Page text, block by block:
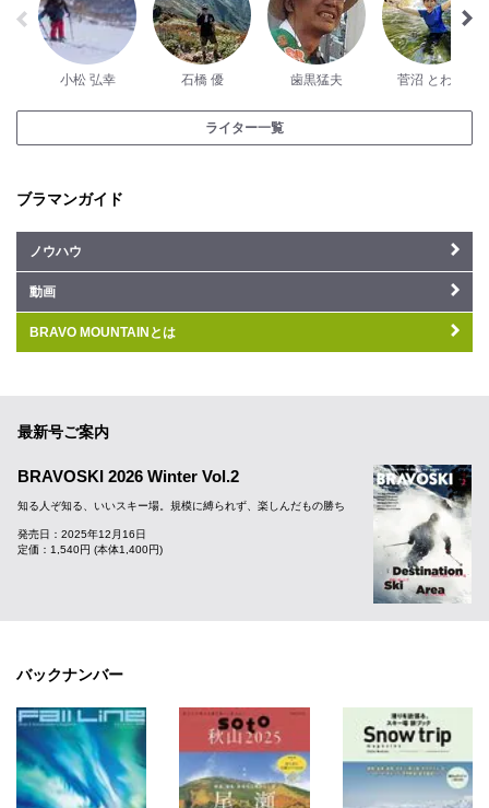
小松 弘幸 石橋 優 歯黒猛夫 菅沼 とわこ
ライター一覧
ブラマンガイド
ノウハウ
動画
BRAVO MOUNTAINとは
最新号ご案内
BRAVOSKI 2026 Winter Vol.2
知る人ぞ知る、いいスキー場。規模に縛られず、楽しんだもの勝ち
発売日：2025年12月16日
定価：1,540円 (本体1,400円)
バックナンバー